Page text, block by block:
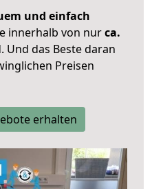
und einfach
innerhalb von nurca.
Und das Beste daran
Preisen
erhalten